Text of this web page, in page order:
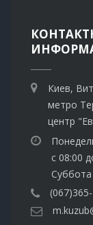
Киев,
метро
центр
с 08:00
Суббота